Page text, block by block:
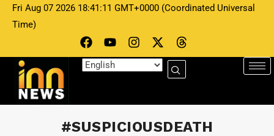
Fri Aug 07 2026 18:41:11 GMT+0000 (Coordinated Universal
Time)
#SUSPICIOUSDEATH